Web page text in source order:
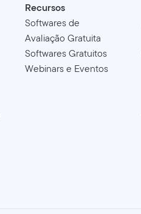
Recursos
Softwares de
Avaliação Gratuita
Softwares Gratuitos
Webinars e Eventos